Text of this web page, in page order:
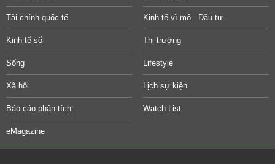
Tài chính quốc tế Kinh tế vĩ mô - Đầu tư
Kinh tế số Thị trường
Sống Lifestyle
Xã hội Lịch sự kiện
Báo cáo phân tích Watch List
eMagazine